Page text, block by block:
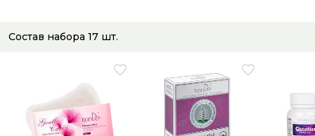
Состав набора 17 шт.